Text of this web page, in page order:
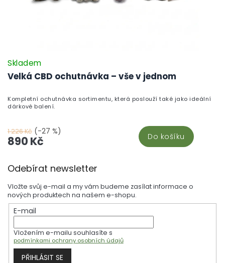
Velká CBD ochutnávka – vše v jednom
Skladem
1 226 Kč (-27 %)
890 Kč Do košíku
Kompletní ochutnávka sortimentu, která poslouží také jako ideální
dárkové balení.
Odebírat newsletter
Vložte svůj e-mail a my vám budeme zasílat informace o
nových produktech na našem e-shopu.
E-mail
Vložením e-mailu souhlasíte s
podmínkami ochrany osobních údajů
PŘIHLÁSIT SE